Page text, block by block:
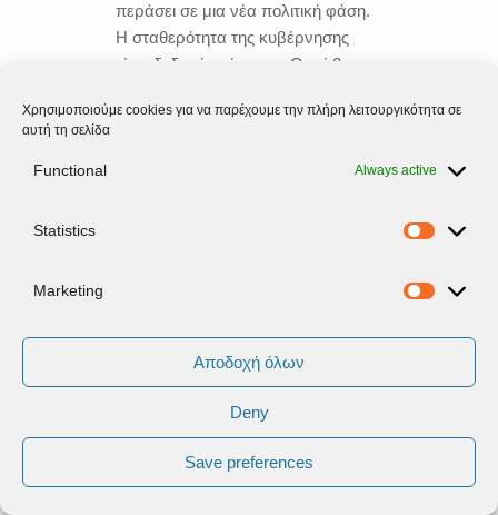
Χρησιμοποιούμε cookies για να παρέχουμε την πλήρη λειτουργικότητα σε
αυτή τη σελίδα
Functional Always active
Statistics
Marketing
Αποδοχή όλων
Deny
Save preferences
περάσει σε μια νέα πολιτική φάση.
Η σταθερότητα της κυβέρνησης
είναι δεδομένη έως τον Οκτώβριο
πρέπει να προσηλωθεί στον αγώνα
ενάντια στην της ακροδεξιά και των
εθνικιστικών ρευμάτων. Θα πρέπει
να γίνει σαφές ότι κρίνεται ο
βηματισμός και το μέλλον της ίδιας
της ηπείρου.